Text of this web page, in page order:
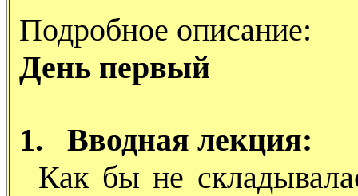
Подробное описание:
День первый
1. Вводная лекция:
Как бы не